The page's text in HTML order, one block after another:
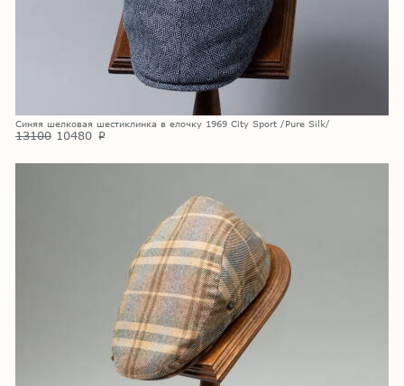
Синяя шелковая шестиклинка в елочку 1969 City Sport /Pure Silk/
13100 10480 p